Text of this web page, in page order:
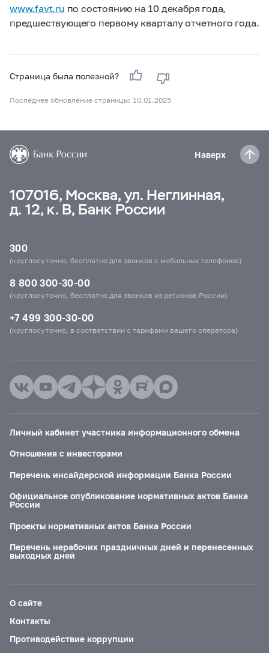
www.favt.ru по состоянию на 10 декабря года,
предшествующего первому кварталу отчетного года.
Страница была полезной?
Последнее обновление страницы: 10.01.2025
Наверх
107016, Москва, ул. Неглинная,
д. 12, к. В, Банк России
300
(круглосуточно, бесплатно для звонков с мобильных телефонов)
8 800 300-30-00
(круглосуточно, бесплатно для звонков из регионов России)
+7 499 300-30-00
(круглосуточно, в соответствии с тарифами вашего оператора)
Личный кабинет участника информационного обмена
Отношения с инвесторами
Перечень инсайдерской информации Банка России
Официальное опубликование нормативных актов Банка
России
Проекты нормативных актов Банка России
Перечень нерабочих праздничных дней и перенесенных
выходных дней
О сайте
Контакты
Противодействие коррупции